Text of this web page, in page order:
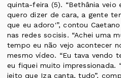
quinta-feira (5). “Bethânia veio
quero dizer de cara, a gente
que eu adoro'”, contou
nas redes socisis. “Achei uma
tempo eu não vejo acontecer
mesmo vídeo. “Eu tava vendo
eu fiquei muito impressionada.
jeito que Iza canta, tudo”,